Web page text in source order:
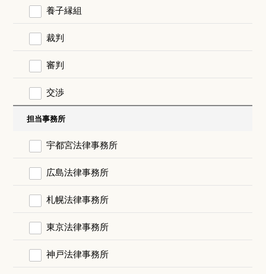
養子縁組
裁判
審判
交渉
担当事務所
宇都宮法律事務所
広島法律事務所
札幌法律事務所
東京法律事務所
神戸法律事務所